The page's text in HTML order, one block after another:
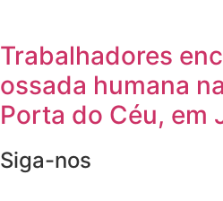
Trabalhadores
ossada humana
Porta do Céu, em
Siga-nos